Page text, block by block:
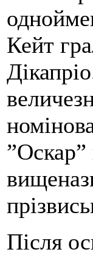
Кейт
”Оскар”
Після